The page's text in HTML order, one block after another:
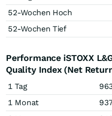
52-Wochen Hoch
52-Wochen Tief
Performance iSTOXX
Quality Index (Net
1 Tag
1 Monat